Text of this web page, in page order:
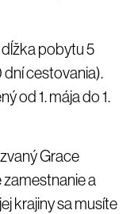
pobytu 5
cestovania).
od 1. mája do 1.
Grace
a
krajiny sa musíte